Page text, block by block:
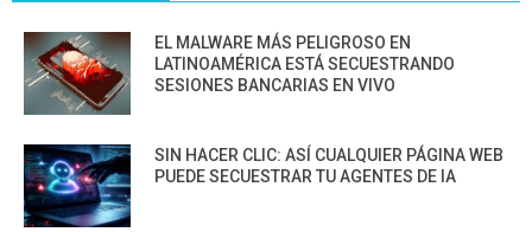
EL MALWARE MÁS PELIGROSO EN
LATINOAMÉRICA ESTÁ SECUESTRANDO
SESIONES BANCARIAS EN VIVO
SIN HACER CLIC: ASÍ CUALQUIER PÁGINA WEB
PUEDE SECUESTRAR TU AGENTES DE IA